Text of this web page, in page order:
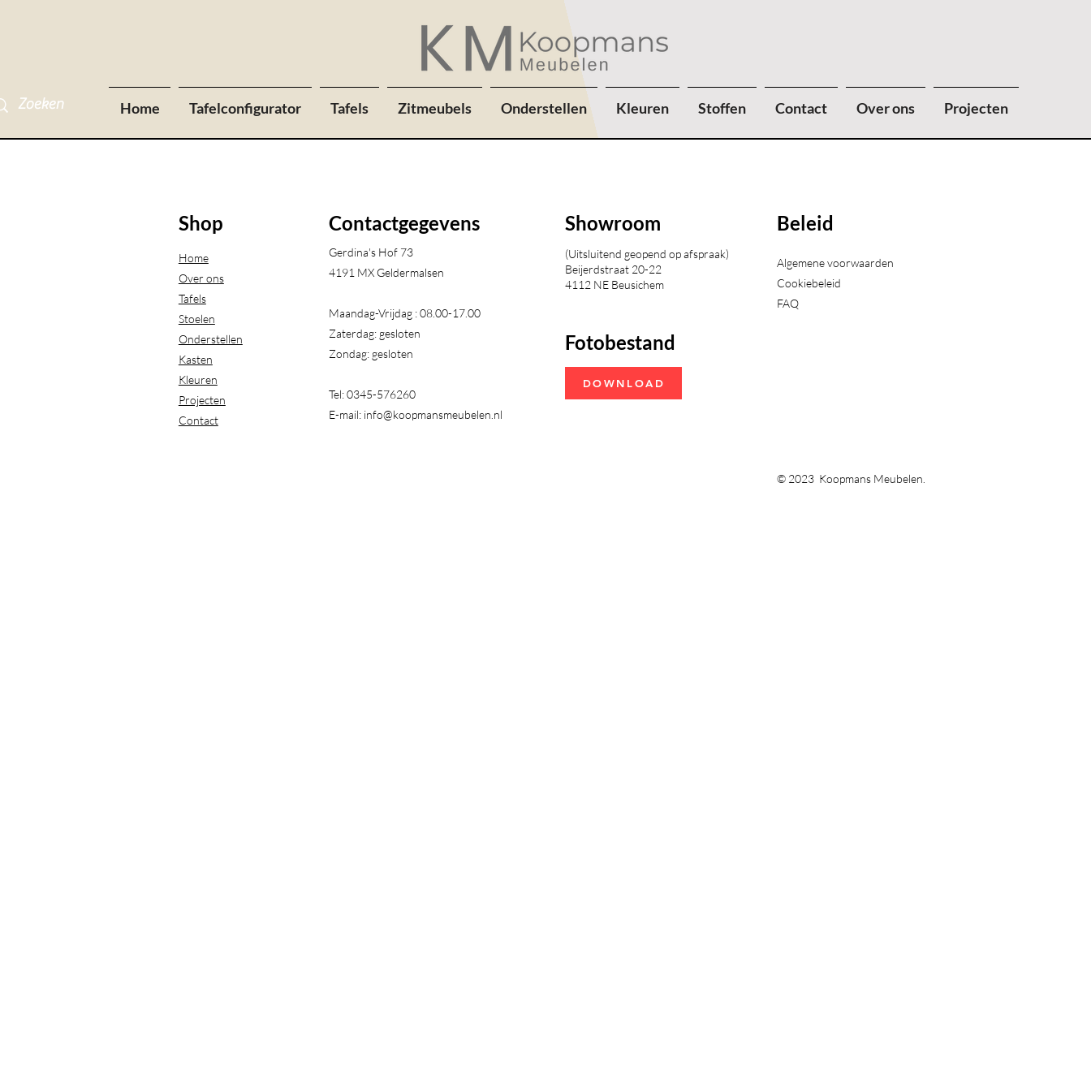
Home Tafelconfigurator Tafels Zitmeubels Onderstellen Kleuren Stoffen Contact Over ons Projecten
Shop
Home
Over ons
Tafels
Stoelen
Onderstellen
Kasten
Kleuren
Projecten
Contact
Contactgegevens
Gerdina's Hof 73
4191 MX Geldermalsen​
Maandag-Vrijdag : 08.00-17.00
Zaterdag: gesloten
Zondag: gesloten
Tel: 0345-576260
E-mail: info@koopmansmeubelen.nl
Showroom
(Uitsluitend geopend op afspraak)
Beijerdstraat 20-22
4112 NE Beusichem
Fotobestand
DOWNLOAD
Beleid
Algemene voorwaarden
Cookiebeleid
FAQ
© 2023 Koopmans Meubelen.